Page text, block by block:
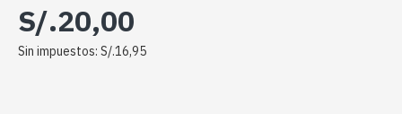
S/.20,00
Sin impuestos: S/.16,95